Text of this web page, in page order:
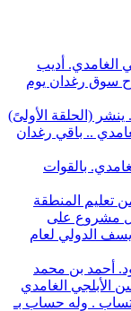
الغامدي. أديب
سوق رغدان يوم
(الحلقة الأولىً)
.. باقي رغدان
بالقوات
تعليم المنطقة
مشروع على
طالب في آيسف الدولي لعام
أحمد بن محمد
الأبلجي الغامدي
. وله حساب بـ